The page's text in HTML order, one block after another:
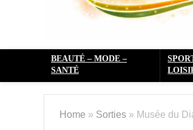
BEAUTÉ – MODE –
SANTÉ
Home » Sorties » Musée du